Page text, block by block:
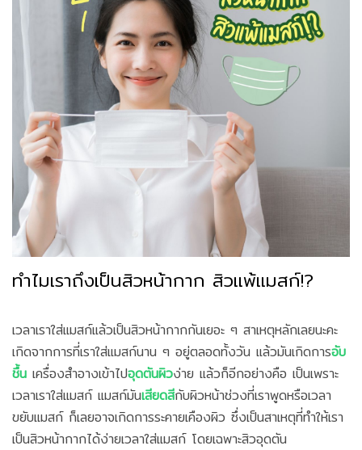
ทำไมเราถึงเป็นสิวหน้ากาก สิวแพ้แมสก์!?
เวลาเราใส่แมสก์แล้วเป็นสิวหน้ากากกันเยอะ ๆ สาเหตุหลักเลยนะคะ
เกิดจากการที่เราใส่แมสก์นาน ๆ อยู่ตลอดทั้งวัน แล้วมันเกิดการอับ
ชื้น เครื่องสำอางเข้าไปอุดตันผิวง่าย แล้วก็อีกอย่างคือ เป็นเพราะ
เวลาเราใส่แมสก์ แมสก์มันเสียดสีกับผิวหน้าช่วงที่เราพูดหรือเวลา
ขยับแมสก์ ก็เลยอาจเกิดการระคายเคืองผิว ซึ่งเป็นสาเหตุที่ทำให้เรา
เป็นสิวหน้ากากได้ง่ายเวลาใส่แมสก์ โดยเฉพาะสิวอุดตัน